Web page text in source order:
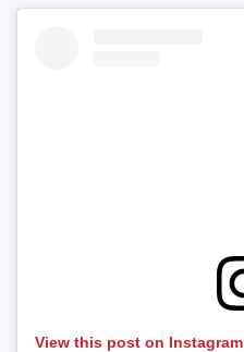
View this post on Instagram